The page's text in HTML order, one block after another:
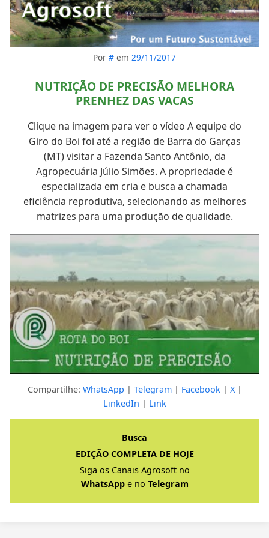
Por # em 29/11/2017
NUTRIÇÃO DE PRECISÃO MELHORA
PRENHEZ DAS VACAS
Clique na imagem para ver o vídeo A equipe do
Giro do Boi foi até a região de Barra do Garças
(MT) visitar a Fazenda Santo Antônio, da
Agropecuária Júlio Simões. A propriedade é
especializada em cria e busca a chamada
eficiência reprodutiva, selecionando as melhores
matrizes para uma produção de qualidade.
Clique para ver a resposta completa
Compartilhe: WhatsApp | Telegram| Facebook | X|
LinkedIn | Link
Busca
EDIÇÃO COMPLETA DE HOJE
Siga os Canais Agrosoft no
WhatsAppe no Telegram